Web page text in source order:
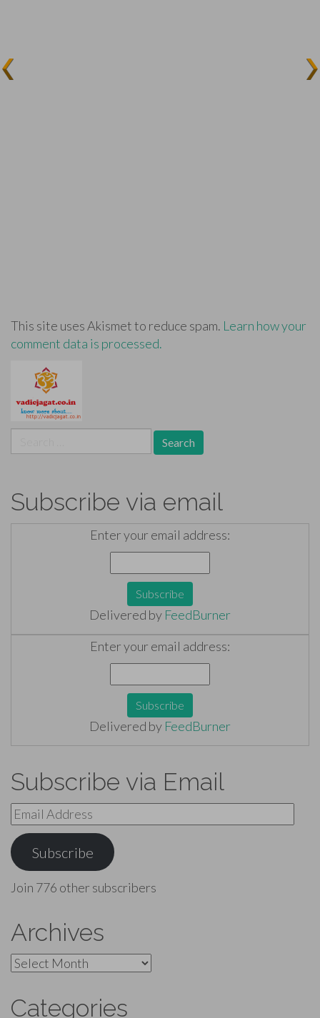
This site uses Akismet to reduce spam. Learn how your
comment data is processed.
for:
Subscribe via email
Enter your email address:
Delivered by FeedBurner
Enter your email address:
Delivered by FeedBurner
Subscribe via Email
Email
Address
Subscribe
Join 776 other subscribers
Archives
Archives
Categories